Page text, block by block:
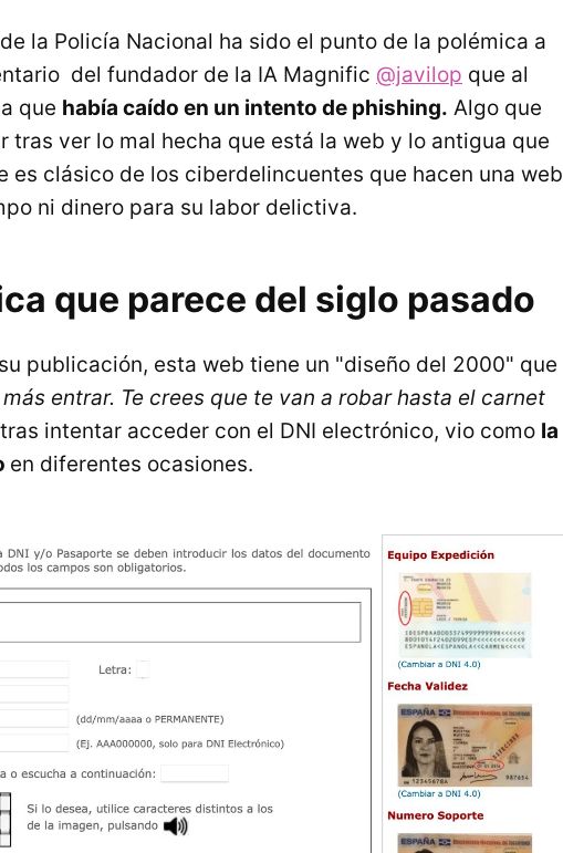
la Policía Nacional ha sido el punto de la polémica a
del fundador de la IA Magnific @javilop que al
que había caído en un intento de phishing. Algo que
tras ver lo mal hecha que está la web y lo antigua que
es clásico de los ciberdelincuentes que hacen una web
ni dinero para su labor delictiva.
que parece del siglo pasado
publicación, esta web tiene un "diseño del 2000" que
entrar. Te crees que te van a robar hasta el carnet
intentar acceder con el DNI electrónico, vio como la
en diferentes ocasiones.